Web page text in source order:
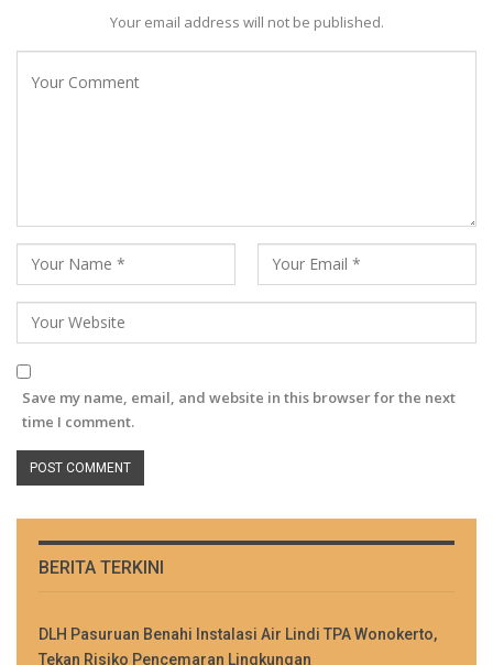
Your email address will not be published.
Save my name, email, and website in this browser for the next
time I comment.
BERITA TERKINI
DLH Pasuruan Benahi Instalasi Air Lindi TPA Wonokerto,
Tekan Risiko Pencemaran Lingkungan